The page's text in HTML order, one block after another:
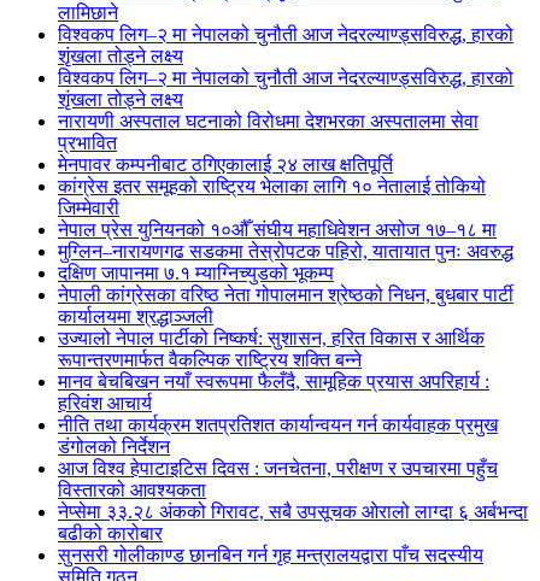
लामिछाने
विश्वकप लिग–२ मा नेपालको चुनौती आज नेदरल्याण्ड्सविरुद्ध, हारको
शृंखला तोड्ने लक्ष्य
विश्वकप लिग–२ मा नेपालको चुनौती आज नेदरल्याण्ड्सविरुद्ध, हारको
शृंखला तोड्ने लक्ष्य
नारायणी अस्पताल घटनाको विरोधमा देशभरका अस्पतालमा सेवा
प्रभावित
मेनपावर कम्पनीबाट ठगिएकालाई २४ लाख क्षतिपूर्ति
कांग्रेस इतर समूहको राष्ट्रिय भेलाका लागि १० नेतालाई तोकियो
जिम्मेवारी
नेपाल प्रेस युनियनको १०औँ संघीय महाधिवेशन असोज १७–१८ मा
मुग्लिन–नारायणगढ सडकमा तेस्रोपटक पहिरो, यातायात पुनः अवरुद्ध
दक्षिण जापानमा ७.१ म्याग्निच्युडको भूकम्प
नेपाली कांग्रेसका वरिष्ठ नेता गोपालमान श्रेष्ठको निधन, बुधबार पार्टी
कार्यालयमा श्रद्धाञ्जली
उज्यालो नेपाल पार्टीको निष्कर्ष: सुशासन, हरित विकास र आर्थिक
रूपान्तरणमार्फत वैकल्पिक राष्ट्रिय शक्ति बन्ने
मानव बेचबिखन नयाँ स्वरूपमा फैलँदै, सामूहिक प्रयास अपरिहार्य :
हरिवंश आचार्य
नीति तथा कार्यक्रम शतप्रतिशत कार्यान्वयन गर्न कार्यवाहक प्रमुख
डंगोलको निर्देशन
आज विश्व हेपाटाइटिस दिवस : जनचेतना, परीक्षण र उपचारमा पहुँच
विस्तारको आवश्यकता
नेप्सेमा ३३.२८ अंकको गिरावट, सबै उपसूचक ओरालो लाग्दा ६ अर्बभन्दा
बढीको कारोबार
सुनसरी गोलीकाण्ड छानबिन गर्न गृह मन्त्रालयद्वारा पाँच सदस्यीय
समिति गठन